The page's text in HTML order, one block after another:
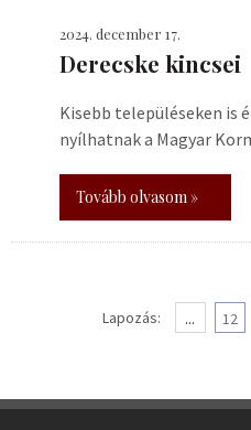
2024. december 17.
Derecske kincsei
Kisebb településeken is
nyílhatnak a Magyar
Tovább olvasom »
Lapozás: ... 12